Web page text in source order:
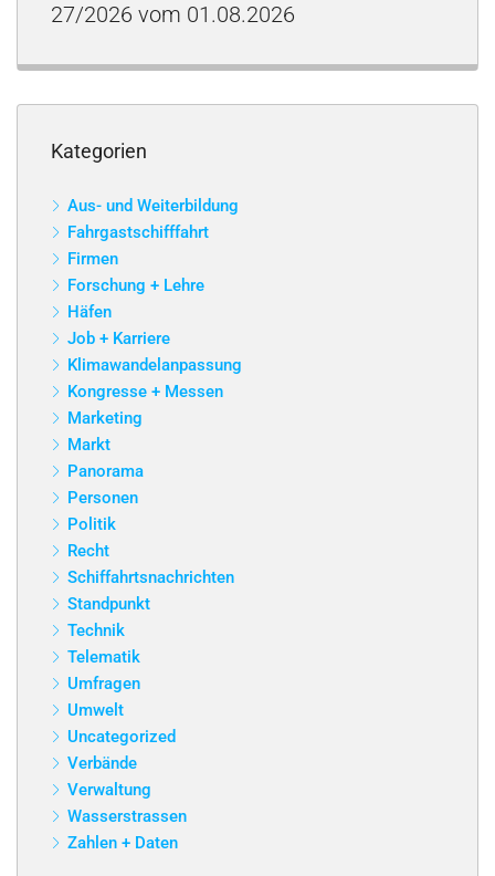
27/2026 vom 01.08.2026
Kategorien
Aus- und Weiterbildung
Fahrgastschifffahrt
Firmen
Forschung + Lehre
Häfen
Job + Karriere
Klimawandelanpassung
Kongresse + Messen
Marketing
Markt
Panorama
Personen
Politik
Recht
Schiffahrtsnachrichten
Standpunkt
Technik
Telematik
Umfragen
Umwelt
Uncategorized
Verbände
Verwaltung
Wasserstrassen
Zahlen + Daten